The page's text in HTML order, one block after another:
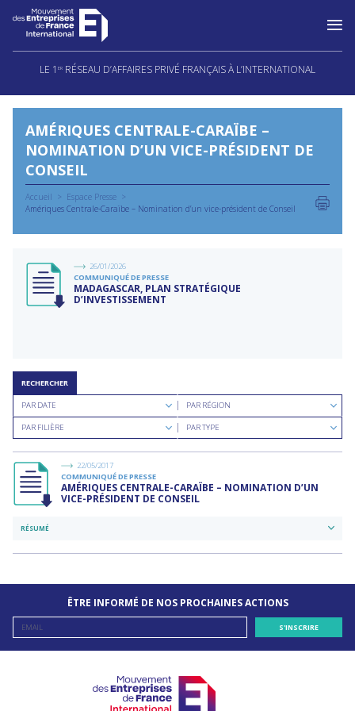
Aller
LE 1 ER RÉSEAU D’AFFAIRES PRIVÉ FRANÇAIS À L’INTERNATIONAL
AMÉRIQUES CENTRALE-CARAÏBE –
NOMINATION D’UN VICE-PRÉSIDENT DE
CONSEIL
Accueil
Espace Presse
Amériques Centrale-Caraïbe – Nomination d’un vice-président de Conseil
26/01/2026
COMMUNIQUÉ DE PRESSE
MADAGASCAR, PLAN STRATÉGIQUE
D’INVESTISSEMENT
RECHERCHER
Rechercher
par
date
PAR DATE
Rechercher
par
région
PAR RÉGION
Rechercher
parPAR FILIÈRE
Rechercher
parPAR TYPE
22/05/2017
COMMUNIQUÉ DE PRESSE
AMÉRIQUES CENTRALE-CARAÏBE – NOMINATION D’UN
VICE-PRÉSIDENT DE CONSEIL
RÉSUMÉ
ÊTRE INFORMÉ DE NOS PROCHAINES ACTIONS